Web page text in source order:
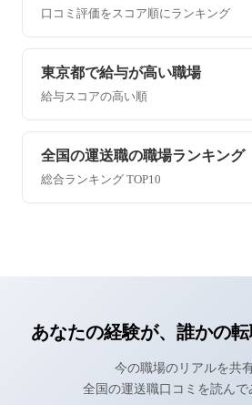
口コミ評価をスコア順にランキング
東京都で給与が高い職場
給与スコアの高い順
全国の運送職の職場ランキング
総合ランキング TOP10
あなたの経験が、誰かの転
今の職場のリアルを共
全国の運送職口コミを読んで